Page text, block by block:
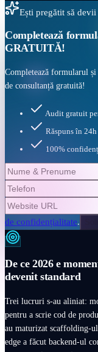
Ești pregătit să
Completează
GRATUITĂ!
Completează formularul
de consultanță gratuită!
Audit gratuit
Răspuns în 24h
100%
de confidențialitate.
De ce 2026 e
devenit standard
Trei lucruri s-au aliniat:
pentru a scrie cod de
au maturizat scaffolding-
edge a făcut backend-ul